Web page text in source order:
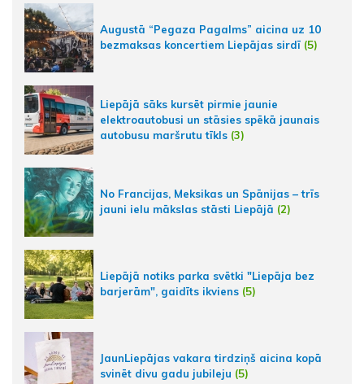
Augustā “Pegaza Pagalms” aicina uz 10
bezmaksas koncertiem Liepājas sirdī (5)
Liepājā sāks kursēt pirmie jaunie
elektroautobusi un stāsies spēkā jaunais
autobusu maršrutu tīkls (3)
No Francijas, Meksikas un Spānijas – trīs
jauni ielu mākslas stāsti Liepājā (2)
Liepājā notiks parka svētki "Liepāja bez
barjerām", gaidīts ikviens (5)
JaunLiepājas vakara tirdziņš aicina kopā
svinēt divu gadu jubileju (5)